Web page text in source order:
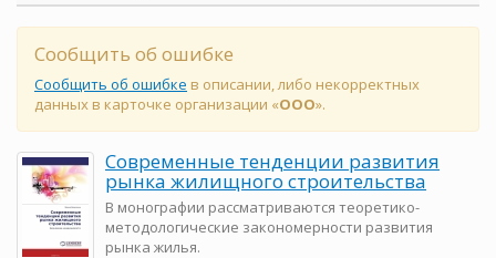
Сообщить об ошибке
Сообщить об ошибке в описании, либо некорректных
данных в карточке организации «ООО».
Современные тенденции развития
рынка жилищного строительства
В монографии рассматриваются теоретико-
методологические закономерности развития
рынка жилья.